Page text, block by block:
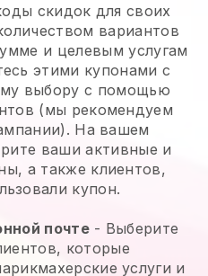
скидок для своих
вариантов
и целевым услугам
этими купонами с
выбору с помощью
(мы рекомендуем
На вашем
ваши активные и
а также клиентов,
купон.
почте- Выберите
которые
услуги и